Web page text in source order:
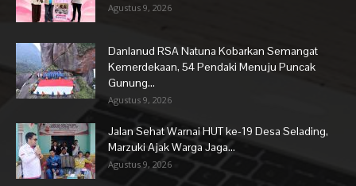
Agustus 9, 2026
Danlanud RSA Natuna Kobarkan Semangat
Kemerdekaan, 54 Pendaki Menuju Puncak
Gunung...
Agustus 9, 2026
Jalan Sehat Warnai HUT ke-19 Desa Selading,
Marzuki Ajak Warga Jaga...
Agustus 9, 2026